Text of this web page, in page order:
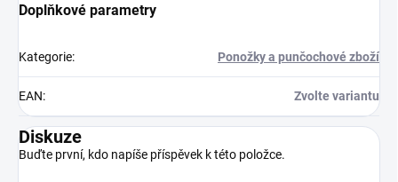
Doplňkové parametry
Kategorie: Ponožky a punčochové zboží
EAN: Zvolte variantu
Diskuze
Buďte první, kdo napíše příspěvek k této položce.